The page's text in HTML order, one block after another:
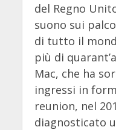
del Regno
suono sui
di tutto il
più di
Mac, che ha
ingressi in
reunion, nel
diagnosticato